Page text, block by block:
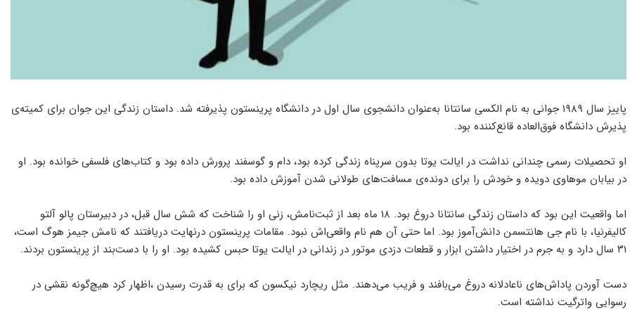
پاییز سال ۱۹۸۹ جوانی به ‌نام الکسی سانتانا به‌عنوان دانشجوی سال اول در دانشگاه پرینستون پذیرفته شد. داستان زندگی این جوان برای کمیته‌ی
پذیرش دانشگاه فوق‌العاده قانع‌کننده بود.
او تحصیلات رسمی چندانی نداشت در ایالت یوتا بدون سرپناه زندگی کرده بود، دام و گوسفند پرورش داده بود و کتاب‌های فلسفی خوانده بود. او
در بیابان موهاوی دویده و خودش را برای دونده‌ی مسافت‌های طولانی‌ شدن آموزش داده بود.
اما واقعیت این بود که داستان زندگی سانتانا دروغ بود. ۱۸ ماه بعد از ثبت‌نامش، زنی او را شناخت که شش سال قبل، در دبیرستان پالو آلتو
کالیفرنیا، با نام جی هانتسمن دانش‌آموز بود. اما حتی آن هم نام واقعی‌اش نبود. مقامات پرینستون درنهایت دریافتند که نامش جیمز هوگ است،
۳۱ سال دارد و به جرم در ‌اختیار ‌داشتن ابزار و قطعات دزدی موتور در زندانی در ایالت یوتا حبس کشیده بود. او را با دست‌بند از پرینستون بردند.
‌دست‌ آوردن پاداش‌های ناعادلانه دروغ می‌بافند و فریب می‌دهند. مثل ریچارد نیکسون که برای به قدرت رسیدن ،اظهار کرد هیچ‌گونه نقشی در
رسوایی واترگیت نداشته است.